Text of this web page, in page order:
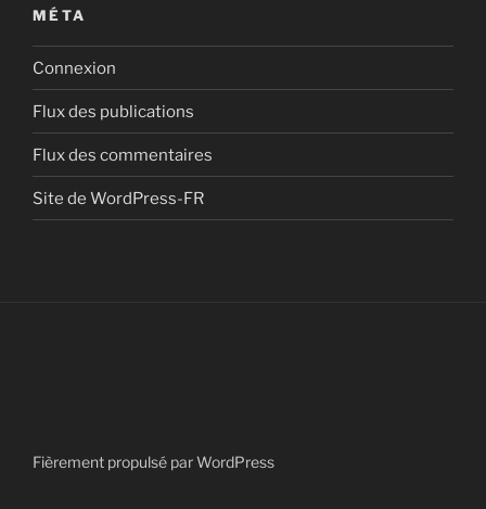
MÉTA
Connexion
Flux des publications
Flux des commentaires
Site de WordPress-FR
Fièrement propulsé par WordPress